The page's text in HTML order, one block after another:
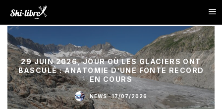
29 JUIN 2026, JOUR OÙ LES GLACIERS ONT
BASCULÉ : ANATOMIE D’UNE FONTE RECORD
EN COURS
NEWS · 17/07/2026